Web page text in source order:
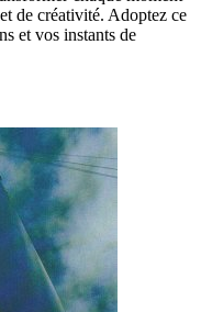
de créativité. Adoptez ce
et vos instants de